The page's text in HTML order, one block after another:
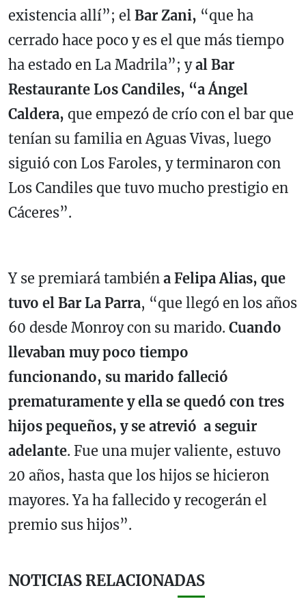
existencia allí”; el Bar Zani, “que ha
cerrado hace poco y es el que más tiempo
ha estado en La Madrila”; yal Bar
Restaurante Los Candiles, “a Ángel
Caldera, que empezó de crío con el bar que
tenían su familia en Aguas Vivas, luego
siguió con Los Faroles, y terminaron con
Los Candiles que tuvo mucho prestigio en
Cáceres”.
Y se premiará también a Felipa Alias, que
tuvo el Bar La Parra, “que llegó en los años
60 desde Monroy con su marido. Cuando
llevaban muy poco tiempo
funcionando, su marido falleció
prematuramente y ella se quedó con tres
hijos pequeños, y se atrevió a seguir
adelante. Fue una mujer valiente, estuvo
20 años, hasta que los hijos se hicieron
mayores. Ya ha fallecido y recogerán el
premio sus hijos”.
NOTICIAS RELACIONADAS